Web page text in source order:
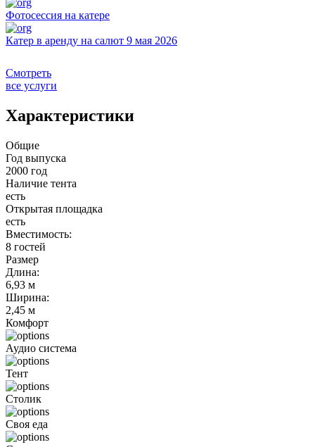
Фотосессия на катере
Катер в аренду на салют 9 мая 2026
Смотреть
все услуги
Характеристики
Общие
Год выпуска
2000 год
Наличие тента
есть
Открытая площадка
есть
Вместимость:
8 гостей
Размер
Длина:
6,93 м
Ширина:
2,45 м
Комфорт
Аудио система
Тент
Столик
Своя еда